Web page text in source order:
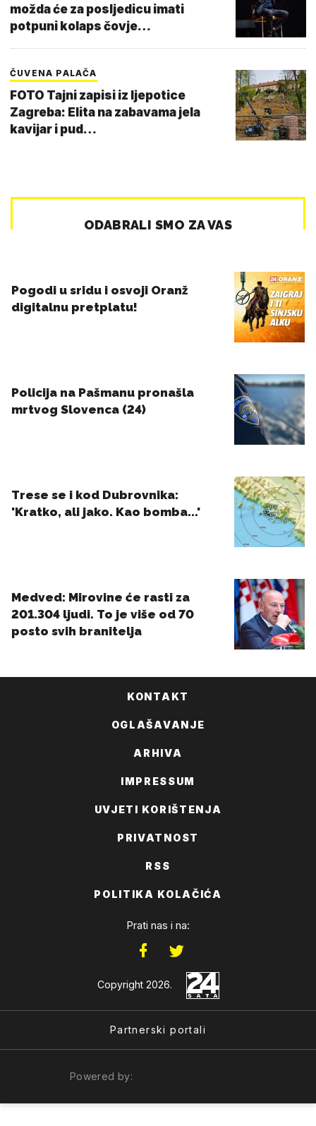
možda će za posljedicu imati
potpuni kolaps čovje…
ČUVENA PALAČA
FOTO Tajni zapisi iz ljepotice
Zagreba: Elita na zabavama jela
kavijar i pud…
KONTAKT
OGLAŠAVANJE
ARHIVA
IMPRESSUM
UVJETI KORIŠTENJA
PRIVATNOST
RSS
POLITIKA KOLAČIĆA
Prati nas i na:
Copyright 2026.
Partnerski portali
Powered by: